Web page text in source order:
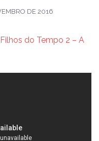
DE 2016
do Tempo 2 – A